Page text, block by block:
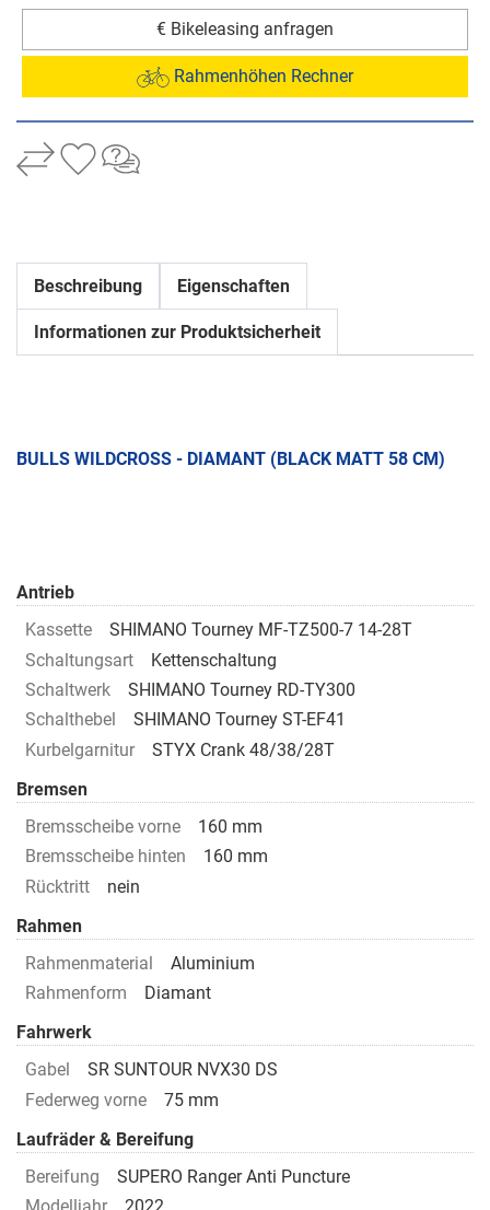
€ Bikeleasing anfragen
Rahmenhöhen Rechner
Beschreibung Eigenschaften
Informationen zur Produktsicherheit
BULLS WILDCROSS - DIAMANT (BLACK MATT 58 CM)
Antrieb
Kassette
SHIMANO Tourney MF-TZ500-7 14-28T
Schaltungsart
Kettenschaltung
Schaltwerk
SHIMANO Tourney RD-TY300
Schalthebel
SHIMANO Tourney ST-EF41
Kurbelgarnitur
STYX Crank 48/38/28T
Bremsen
Bremsscheibe vorne
160 mm
Bremsscheibe hinten
160 mm
Rücktritt
nein
Rahmen
Rahmenmaterial
Aluminium
Rahmenform
Diamant
Fahrwerk
Gabel
SR SUNTOUR NVX30 DS
Federweg vorne
75 mm
Laufräder & Bereifung
Bereifung
SUPERO Ranger Anti Puncture